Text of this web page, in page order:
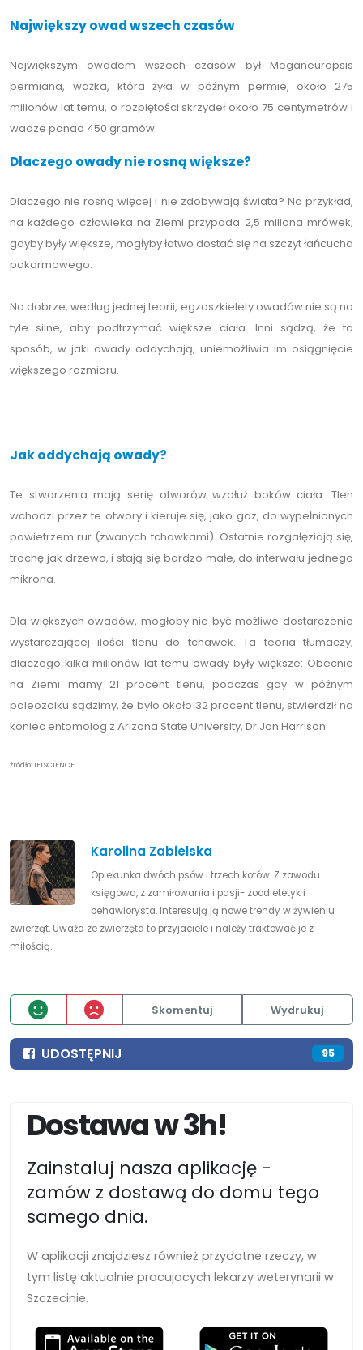
Największy owad wszech czasów
Największym owadem wszech czasów był Meganeuropsis
permiana, ważka, która żyła w późnym permie, około 275
milionów lat temu, o rozpiętości skrzydeł około 75 centymetrów i
wadze ponad 450 gramów.
Dlaczego owady nie rosną większe?
Dlaczego nie rosną więcej i nie zdobywają świata? Na przykład,
na każdego człowieka na Ziemi przypada 2,5 miliona mrówek;
gdyby były większe, mogłyby łatwo dostać się na szczyt łańcucha
pokarmowego.
No dobrze, według jednej teorii, egzoszkielety owadów nie są na
tyle silne, aby podtrzymać większe ciała. Inni sądzą, że to
sposób, w jaki owady oddychają, uniemożliwia im osiągnięcie
większego rozmiaru.
Jak oddychają owady?
Te stworzenia mają serię otworów wzdłuż boków ciała. Tlen
wchodzi przez te otwory i kieruje się, jako gaz, do wypełnionych
powietrzem rur (zwanych tchawkami). Ostatnie rozgałęziają się,
trochę jak drzewo, i stają się bardzo małe, do interwału jednego
mikrona.
Dla większych owadów, mogłoby nie być możliwe dostarczenie
wystarczającej ilości tlenu do tchawek. Ta teoria tłumaczy,
dlaczego kilka milionów lat temu owady były większe: Obecnie
na Ziemi mamy 21 procent tlenu, podczas gdy w późnym
paleozoiku sądzimy, że było około 32 procent tlenu, stwierdził na
koniec entomolog z Arizona State University, Dr Jon Harrison.
źródło: IFLSCIENCE
Karolina Zabielska
Opiekunka dwóch psów i trzech kotów. Z zawodu
księgowa, z zamiłowania i pasji- zoodietetyk i
behawiorysta. Interesują ją nowe trendy w żywieniu
zwierząt. Uważa ze zwierzęta to przyjaciele i należy traktować je z
miłością.
Skomentuj Wydrukuj
UDOSTĘPNIJ 95
Dostawa w 3h!
Zainstaluj nasza aplikację -
zamów z dostawą do domu tego
samego dnia.
W aplikacji znajdziesz również przydatne rzeczy, w
tym listę aktualnie pracujacych lekarzy weterynarii w
Szczecinie.